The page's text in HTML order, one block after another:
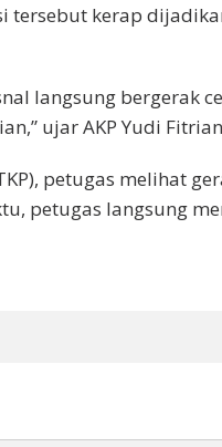
tersebut kerap
langsung bergerak
ujar AKP Yudi
petugas melihat
petugas langsung